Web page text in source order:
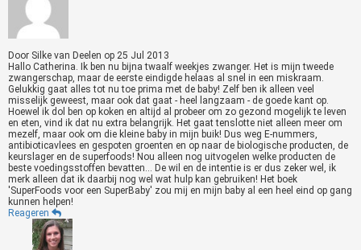
Door Silke van Deelen op 25 Jul 2013
Hallo Catherina. Ik ben nu bijna twaalf weekjes zwanger. Het is mijn tweede
zwangerschap, maar de eerste eindigde helaas al snel in een miskraam.
Gelukkig gaat alles tot nu toe prima met de baby! Zelf ben ik alleen veel
misselijk geweest, maar ook dat gaat - heel langzaam - de goede kant op.
Hoewel ik dol ben op koken en altijd al probeer om zo gezond mogelijk te leven
en eten, vind ik dat nu extra belangrijk. Het gaat tenslotte niet alleen meer om
mezelf, maar ook om die kleine baby in mijn buik! Dus weg E-nummers,
antibioticavlees en gespoten groenten en op naar de biologische producten, de
keurslager en de superfoods! Nou alleen nog uitvogelen welke producten de
beste voedingsstoffen bevatten... De wil en de intentie is er dus zeker wel, ik
merk alleen dat ik daarbij nog wel wat hulp kan gebruiken! Het boek
'SuperFoods voor een SuperBaby' zou mij en mijn baby al een heel eind op gang
kunnen helpen!
Reageren